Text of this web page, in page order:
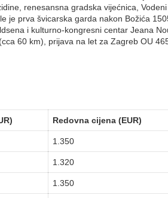
renesansna gradska vijećnica,
je prva švicarska garda nakon Božića
i kulturno-kongresni centar Jeana
60 km), prijava na let za Zagreb OU
Redovna cijena (EUR)
1.350
1.320
1.350